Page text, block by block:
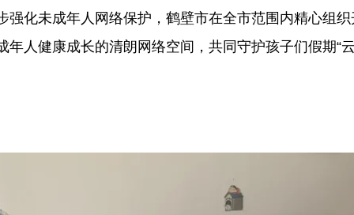
未成年人网络保护，鹤壁市在全市范围内精心组织
人健康成长的清朗网络空间，共同守护孩子们假期“